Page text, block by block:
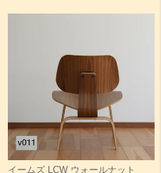
イームズ LCW ウォールナット